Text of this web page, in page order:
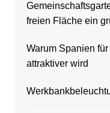
freien Fläche ein
Warum Spanien
attraktiver wird